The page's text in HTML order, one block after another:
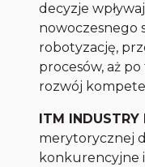
decyzje
nowoczesnego
robotyzację,
procesów, aż
rozwój
ITM INDUSTRY
merytorycznej
konkurencyjne